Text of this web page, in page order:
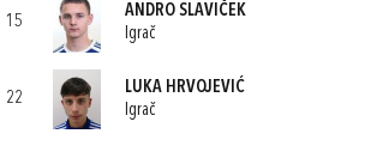
15
ANDRO SLAVIČEK
Igrač
22
LUKA HRVOJEVIĆ
Igrač